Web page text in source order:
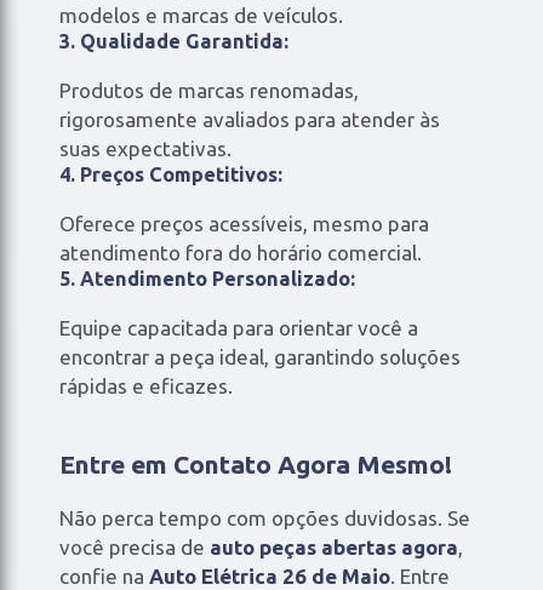
modelos e marcas de veículos.
3. Qualidade Garantida:
Produtos de marcas renomadas,
rigorosamente avaliados para atender às
suas expectativas.
4. Preços Competitivos:
Oferece preços acessíveis, mesmo para
atendimento fora do horário comercial.
5. Atendimento Personalizado:
Equipe capacitada para orientar você a
encontrar a peça ideal, garantindo soluções
rápidas e eficazes.
Entre em Contato Agora Mesmo!
Não perca tempo com opções duvidosas. Se
você precisa de auto peças abertas agora,
confie naAuto Elétrica 26 de Maio. Entre